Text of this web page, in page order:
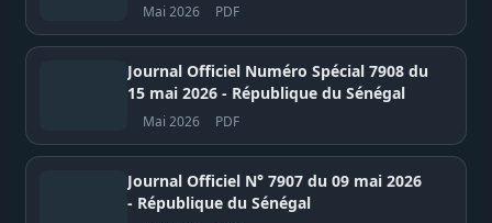
Mai 2026 PDF
Journal Officiel Numéro Spécial 7908 du
15 mai 2026 - République du Sénégal
Mai 2026 PDF
Journal Officiel N° 7907 du 09 mai 2026
- République du Sénégal